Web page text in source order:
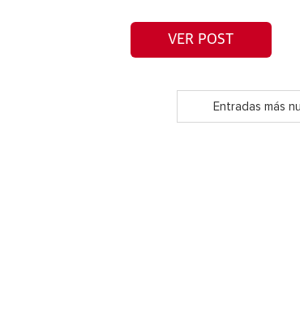
VER POST
Entradas más